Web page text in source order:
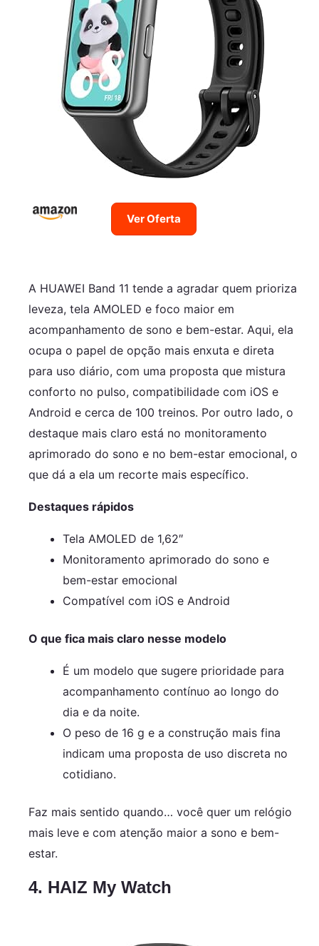
Ver Oferta
A HUAWEI Band 11 tende a agradar quem prioriza
leveza, tela AMOLED e foco maior em
acompanhamento de sono e bem-estar. Aqui, ela
ocupa o papel de opção mais enxuta e direta
para uso diário, com uma proposta que mistura
conforto no pulso, compatibilidade com iOS e
Android e cerca de 100 treinos. Por outro lado, o
destaque mais claro está no monitoramento
aprimorado do sono e no bem-estar emocional, o
que dá a ela um recorte mais específico.
Destaques rápidos
Tela AMOLED de 1,62″
Monitoramento aprimorado do sono e
bem-estar emocional
Compatível com iOS e Android
O que fica mais claro nesse modelo
É um modelo que sugere prioridade para
acompanhamento contínuo ao longo do
dia e da noite.
O peso de 16 g e a construção mais fina
indicam uma proposta de uso discreta no
cotidiano.
Faz mais sentido quando… você quer um relógio
mais leve e com atenção maior a sono e bem-
estar.
4. HAIZ My Watch